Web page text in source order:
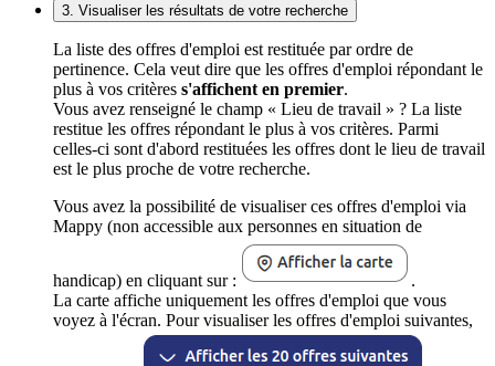
3. Visualiser les résultats de votre recherche
La liste des offres d'emploi est restituée par ordre de
pertinence. Cela veut dire que les offres d'emploi répondant le
plus à vos critères s'affichent en premier.
Vous avez renseigné le champ « Lieu de travail » ? La liste
restitue les offres répondant le plus à vos critères. Parmi
celles-ci sont d'abord restituées les offres dont le lieu de travail
est le plus proche de votre recherche.
Vous avez la possibilité de visualiser ces offres d'emploi via
Mappy (non accessible aux personnes en situation de
handicap) en cliquant sur :
.
La carte affiche uniquement les offres d'emploi que vous
voyez à l'écran. Pour visualiser les offres d'emploi suivantes,